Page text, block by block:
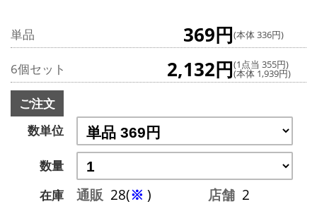
単品 369円(本体 336円)
6個セット 2,132円(1点当 355円)
(本体 1,939円)
ご注文
数単位
数量
在庫
通販 28(※ ) 店舗 2